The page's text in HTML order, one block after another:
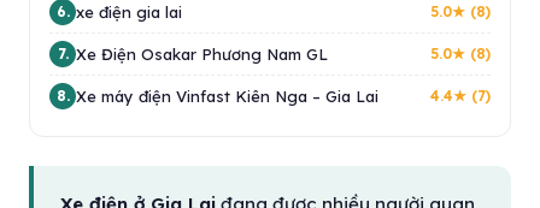
6. xe điện gia lai 5.0★ (8)
7. Xe Điện Osakar Phương Nam GL 5.0★ (8)
8. Xe máy điện Vinfast Kiên Nga – Gia Lai 4.4★ (7)